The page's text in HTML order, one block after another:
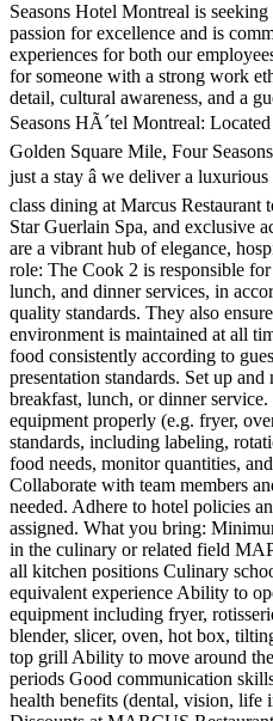
Seasons Hotel Montreal is
passion for excellence and is
experiences for both our
for someone with a strong work
detail, cultural awareness, and a
Seasons HÃ´tel Montreal: Located
Golden Square Mile, Four
just a stay â we deliver a
class dining at Marcus Restaurant
Star Guerlain Spa, and exclusive
are a vibrant hub of elegance,
role: The Cook 2 is responsible
lunch, and dinner services, in
quality standards. They also
environment is maintained at all
food consistently according to
presentation standards. Set up
breakfast, lunch, or dinner
equipment properly (e.g. fryer,
standards, including labeling,
food needs, monitor quantities,
Collaborate with team members
needed. Adhere to hotel policies
assigned. What you bring:
in the culinary or related field
all kitchen positions Culinary
equivalent experience Ability to
equipment including fryer,
blender, slicer, oven, hot box,
top grill Ability to move around
periods Good communication
health benefits (dental, vision, life